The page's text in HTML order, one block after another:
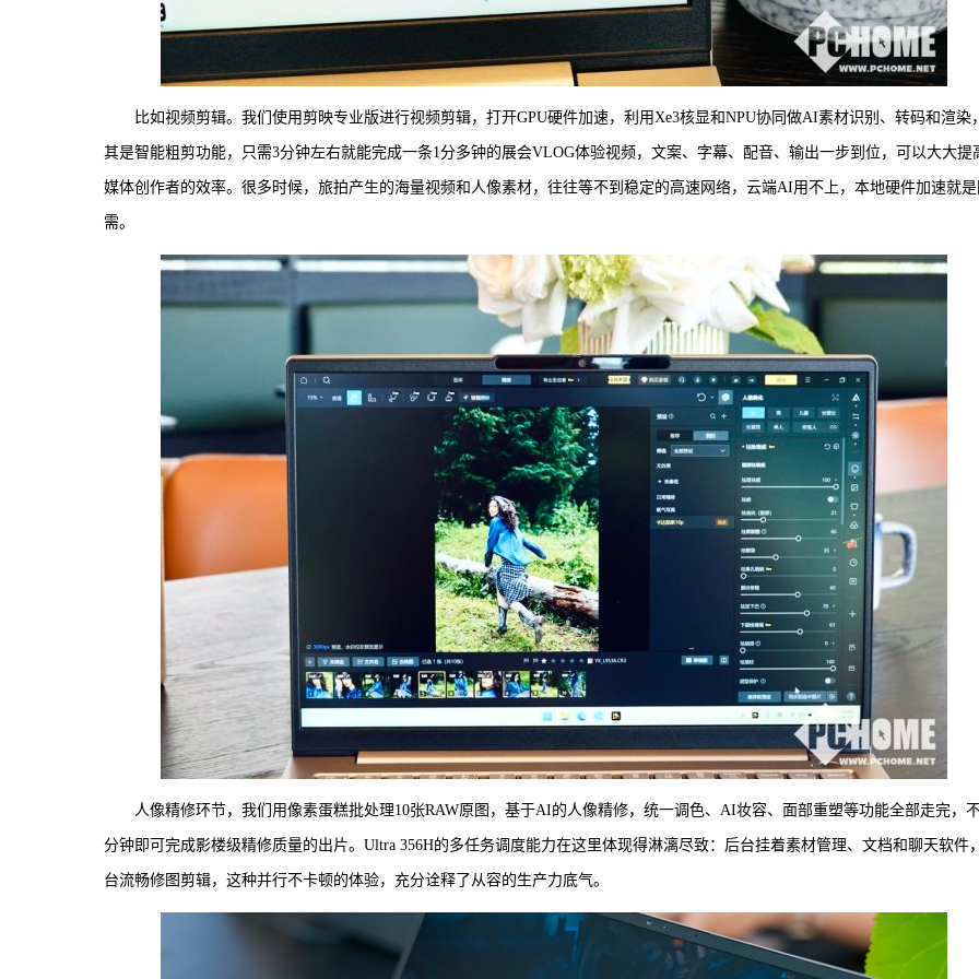
比如视频剪辑。我们使用剪映专业版进行视频剪辑，打开GPU硬件加速，利用Xe3核显和NPU协同做AI素材识别、转码和渲染
其是智能粗剪功能，只需3分钟左右就能完成一条1分多钟的展会VLOG体验视频，文案、字幕、配音、输出一步到位，可以大大提
媒体创作者的效率。很多时候，旅拍产生的海量视频和人像素材，往往等不到稳定的高速网络，云端AI用不上，本地硬件加速就是
需。
人像精修环节，我们用像素蛋糕批处理10张RAW原图，基于AI的人像精修，统一调色、AI妆容、面部重塑等功能全部走完，
分钟即可完成影楼级精修质量的出片。Ultra 356H的多任务调度能力在这里体现得淋漓尽致：后台挂着素材管理、文档和聊天软件
台流畅修图剪辑，这种并行不卡顿的体验，充分诠释了从容的生产力底气。